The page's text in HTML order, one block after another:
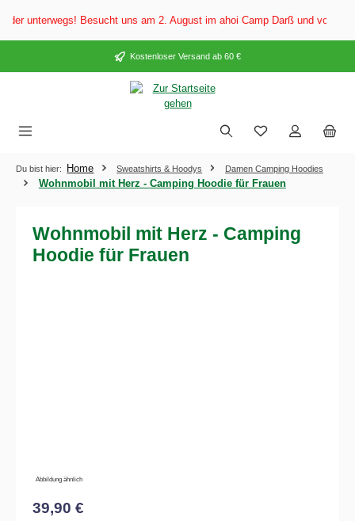
springen
unterwegs! Besucht uns am 2. August im ahoi Camp Darß und vom 3.
Kostenloser Versand ab 60 €
Du bist hier: Home Sweatshirts & Hoodys Damen Camping Hoodies
Wohnmobil mit Herz - Camping Hoodie für Frauen
Wohnmobil mit Herz - Camping
Hoodie für Frauen
Abbildung ähnlich
39,90 €